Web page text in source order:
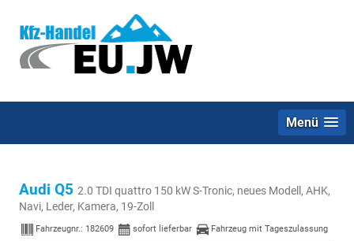
Menü
Audi Q5 2.0 TDI quattro 150 kW S-Tronic, neues Modell, AHK,
Navi, Leder, Kamera, 19-Zoll
Fahrzeugnr.: 182609 sofort lieferbar Fahrzeug mit Tageszulassung